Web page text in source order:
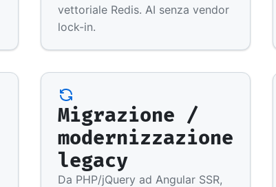
vettoriale Redis. AI senza vendor
lock-in.
Migrazione /
modernizzazione
legacy
Da PHP/jQuery ad Angular SSR,